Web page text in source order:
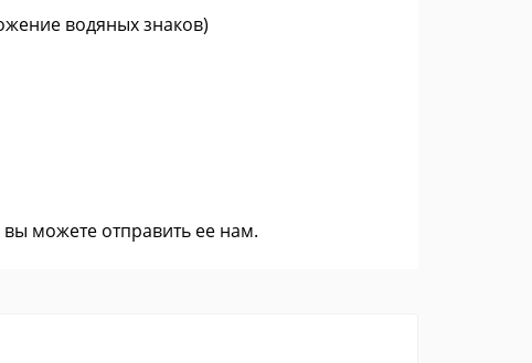
водяных знаков)
вы можете отправить ее нам.